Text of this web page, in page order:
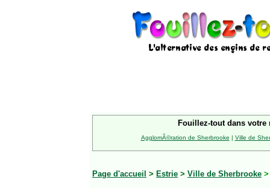
Fouillez-tout dans votre
AgglomÃ©ration de Sherbrooke | Ville de
Page d'accueil > Estrie > Ville de Sherbrooke